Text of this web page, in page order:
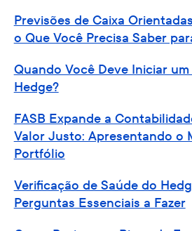
Previsões de Caixa
o Que Você Precisa Saber
Quando Você Deve Iniciar
Hedge?
FASB Expande a
Valor Justo: Apresentando o
Portfólio
Verificação de Saúde do
Perguntas Essenciais a Fazer